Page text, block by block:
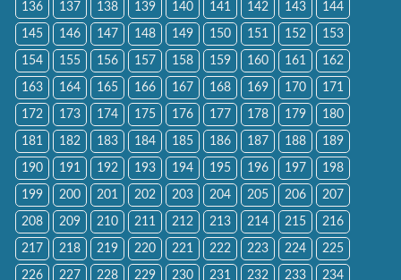
136 137 138 139 140 141 142 143 144
145 146 147 148 149 150 151 152 153
154 155 156 157 158 159 160 161 162
163 164 165 166 167 168 169 170 171
172 173 174 175 176 177 178 179 180
181 182 183 184 185 186 187 188 189
190 191 192 193 194 195 196 197 198
199 200 201 202 203 204 205 206 207
208 209 210 211 212 213 214 215 216
217 218 219 220 221 222 223 224 225
226 227 228 229 230 231 232 233 234